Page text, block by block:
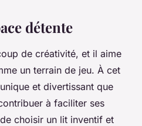
détente
de créativité, et il aime
un terrain de jeu. À cet
et divertissant que
à faciliter ses
choisir un lit inventif et